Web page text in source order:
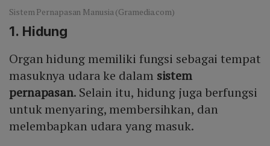
Sistem Pernapasan Manusia (Gramedia.com)
1. Hidung
Organ hidung memiliki fungsi sebagai tempat
masuknya udara ke dalam sistem
pernapasan. Selain itu, hidung juga berfungsi
untuk menyaring, membersihkan, dan
melembapkan udara yang masuk.